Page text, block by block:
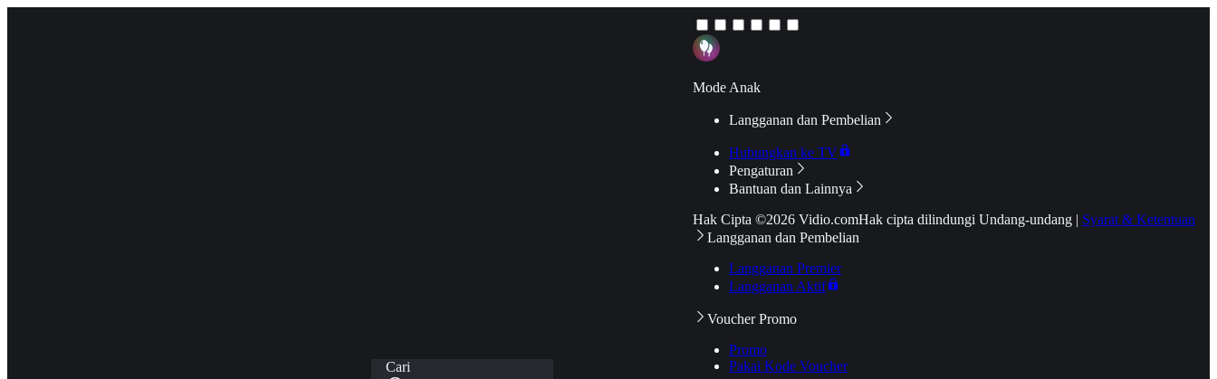
Cari
Mode Anak
Langganan dan Pembelian
Hubungkan ke TV
Pengaturan
Bantuan dan Lainnya
Hak Cipta ©2026 Vidio.comHak cipta dilindungi Undang-undang | Syarat & Ketentuan
Langganan dan Pembelian
Langganan Premier
Langganan Aktif
Voucher Promo
Promo
Pakai Kode Voucher